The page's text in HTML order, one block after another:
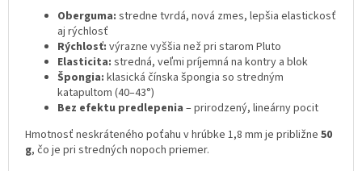
Oberguma: stredne tvrdá, nová zmes, lepšia elastickosť
aj rýchlosť
Rýchlosť: výrazne vyššia než pri starom Pluto
Elasticita: stredná, veľmi príjemná na kontry a blok
Špongia: klasická čínska špongia so stredným
katapultom (40–43°)
Bez efektu predlepenia – prirodzený, lineárny pocit
Hmotnosť neskráteného poťahu v hrúbke 1,8 mm je približne 50
g, čo je pri stredných nopoch priemer.